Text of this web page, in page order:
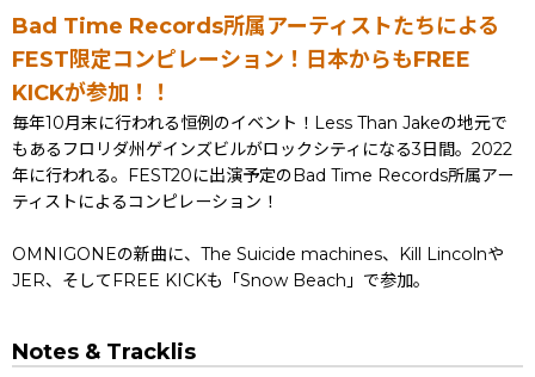
Bad Time Records所属アーティストたちによる
FEST限定コンピレーション！日本からもFREE
KICKが参加！！
毎年10月末に行われる恒例のイベント！Less Than Jakeの地元で
もあるフロリダ州ゲインズビルがロックシティになる3日間。2022
年に行われる。FEST20に出演予定のBad Time Records所属アー
ティストによるコンピレーション！
OMNIGONEの新曲に、The Suicide machines、Kill Lincolnや
JER、そしてFREE KICKも「Snow Beach」で参加。
Notes & Tracklis